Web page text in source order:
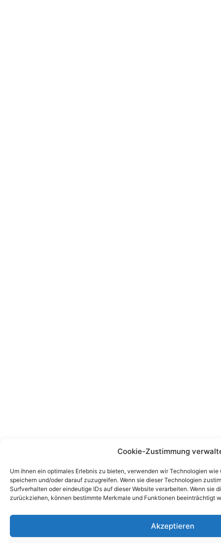
Cookie-Zustimmung
Um ihnen ein optimales Erlebnis zu bieten, verwenden wir Technologien
speichern und/oder darauf zuzugreifen. Wenn sie dieser Technologien
Surfverhalten oder eindeutige IDs auf dieser Website verarbeiten. Wenn sie
zurückziehen, können bestimmte Merkmale und Funktionen beeinträchtigt
Akzeptieren